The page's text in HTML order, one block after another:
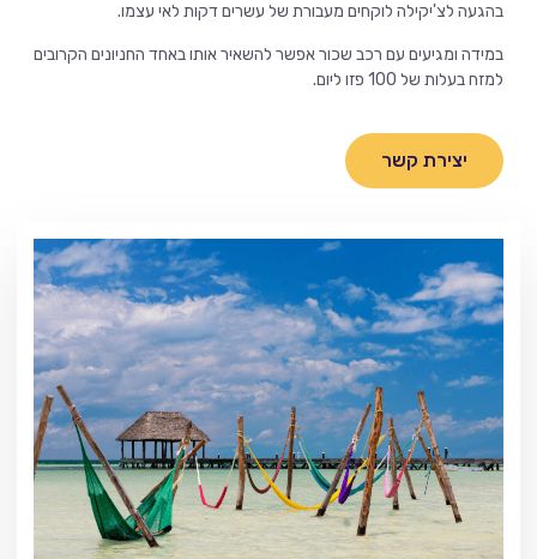
בהגעה לצ'יקילה לוקחים מעבורת של עשרים דקות לאי עצמו.
במידה ומגיעים עם רכב שכור אפשר להשאיר אותו באחד החניונים הקרובים
למזח בעלות של 100 פזו ליום.
יצירת קשר